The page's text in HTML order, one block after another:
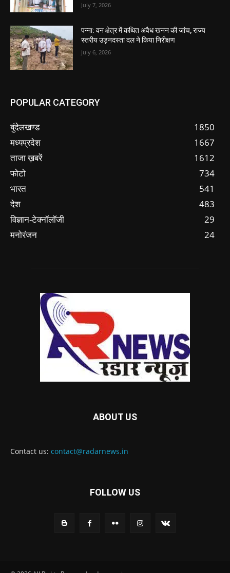
July 7, 2026
पन्ना: वन क्षेत्र में कथित अवैध खनन की जांच, राज्य
स्तरीय उड़नदस्ता दल ने किया निरीक्षण
July 6, 2026
POPULAR CATEGORY
बुंदेलखण्ड
1850
मध्यप्रदेश
1667
ताजा ख़बरें
1612
फोटो
734
भारत
541
देश
483
विज्ञान-टेक्नॉलॉजी
29
मनोरंजन
24
ABOUT US
Contact us: contact@radarnews.in
FOLLOW US